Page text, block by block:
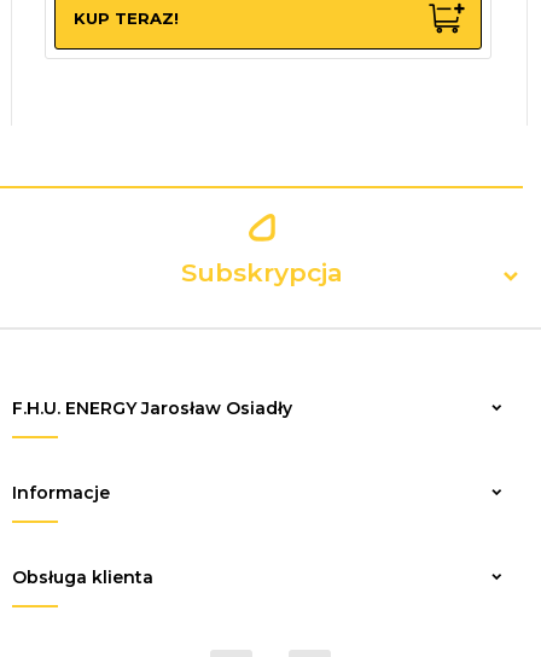
KUP TERAZ!
Subskrypcja
Zapisz
F.H.U. ENERGY Jarosław Osiadły
sklep@elektrykaenergy.pl
Informacje
Obsługa klienta